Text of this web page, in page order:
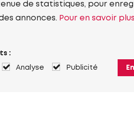
de statistiques, pour
annonces. Pour en savoir
:
Analyse Publicité